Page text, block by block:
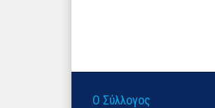
Ο Σύλλογος